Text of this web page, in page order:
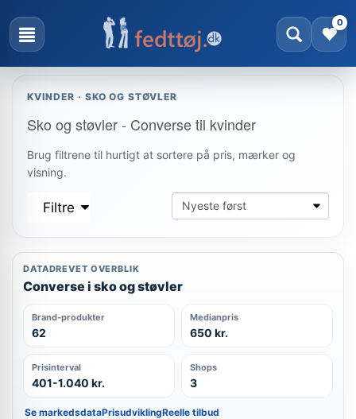
0
KVINDER · SKO OG STØVLER
Sko og støvler - Converse til kvinder
Brug filtrene til hurtigt at sortere på pris, mærker og
visning.
Filtre
DATADREVET OVERBLIK
Converse i sko og støvler
Brand-produkter
62
Medianpris
650 kr.
Prisinterval
401-1.040 kr.
Shops
3
Se markedsdataPrisudviklingReelle tilbud